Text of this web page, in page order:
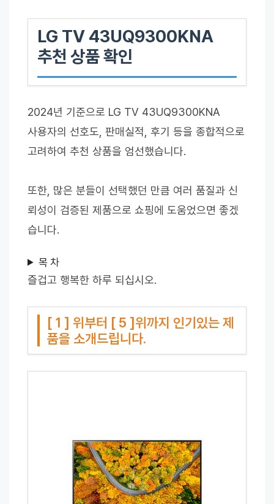
LG TV 43UQ9300KNA
추천 상품 확인
2024년 기준으로 LG TV 43UQ9300KNA
사용자의 선호도, 판매실적, 후기 등을 종합적으로
고려하여 추천 상품을 엄선했습니다.
또한, 많은 분들이 선택했던 만큼 여러 품질과 신
뢰성이 검증된 제품으로 쇼핑에 도움었으면 좋겠
습니다.
목 차
즐겁고 행복한 하루 되십시오.
[ 1 ] 위부터 [ 5 ]위까지 인기있는 제
품을 소개드립니다.